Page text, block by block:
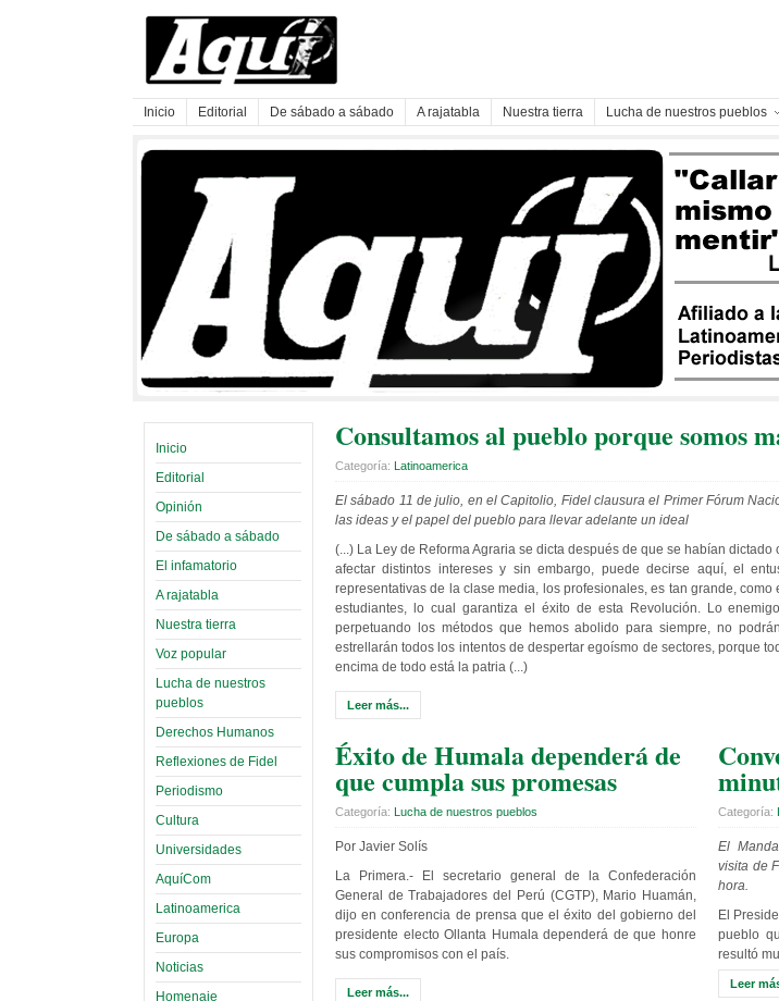
Inicio Editorial De sábado a sábado A rajatabla Nuestra tierra Lucha de nuestros pueblos
Inicio
Editorial
Opinión
De sábado a sábado
El infamatorio
A rajatabla
Nuestra tierra
Voz popular
Lucha de nuestros
pueblos
Derechos Humanos
Reflexiones de Fidel
Periodismo
Cultura
Universidades
AquíCom
Latinoamerica
Europa
Noticias
Homenaje
Consultamos al pueblo porque somos
Categoría: Latinoamerica
El sábado 11 de julio, en el Capitolio, Fidel clausura el Primer Fórum
las ideas y el papel del pueblo para llevar adelante un ideal
(...) La Ley de Reforma Agraria se dicta después de que se habían
afectar distintos intereses y sin embargo, puede decirse aquí, el
representativas de la clase media, los profesionales, es tan grande,
estudiantes, lo cual garantiza el éxito de esta Revolución. Lo
perpetuando los métodos que hemos abolido para siempre, no
estrellarán todos los intentos de despertar egoísmo de sectores, porque
encima de todo está la patria (...)
Leer más...
Éxito de Humala dependerá de
que cumpla sus promesas
Categoría: Lucha de nuestros pueblos
Por Javier Solís
La Primera.- El secretario general de la Confederación
General de Trabajadores del Perú (CGTP), Mario Huamán,
dijo en conferencia de prensa que el éxito del gobierno del
presidente electo Ollanta Humala dependerá de que honre
sus compromisos con el país.
Leer más...
Categoría:
El
visita de
hora.
El
pueblo
resultó
Leer